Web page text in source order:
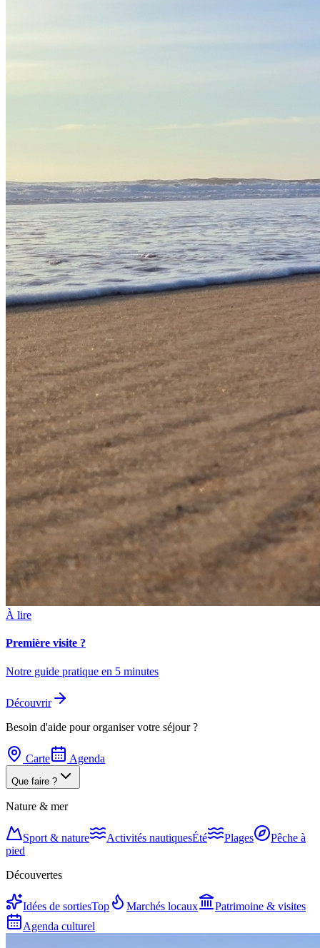
À lire
Première visite ?
Notre guide pratique en 5 minutes
Découvrir
Besoin d'aide pour organiser votre séjour ?
Carte Agenda
Que faire ?
Nature & mer
Sport & nature Activités nautiquesÉté Plages
Pêche à
pied
Découvertes
Idées de sortiesTop Marchés locaux
Patrimoine & visites
Agenda culturel